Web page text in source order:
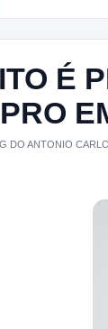
É
DO ANTONIO